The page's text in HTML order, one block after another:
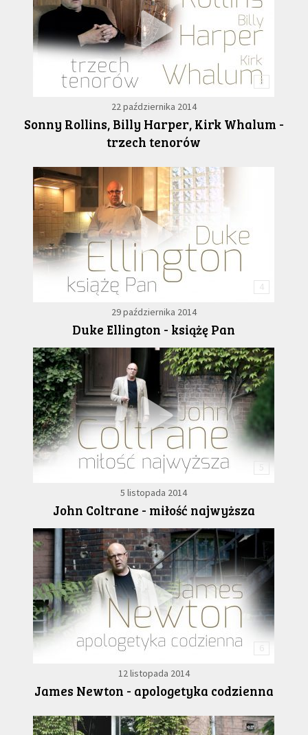
3
22 października 2014
Sonny Rollins, Billy Harper, Kirk Whalum -
trzech tenorów
4
29 października 2014
Duke Ellington - książę Pan
5 listopada 2014
John Coltrane - miłość najwyższa
12 listopada 2014
James Newton - apologetyka codzienna